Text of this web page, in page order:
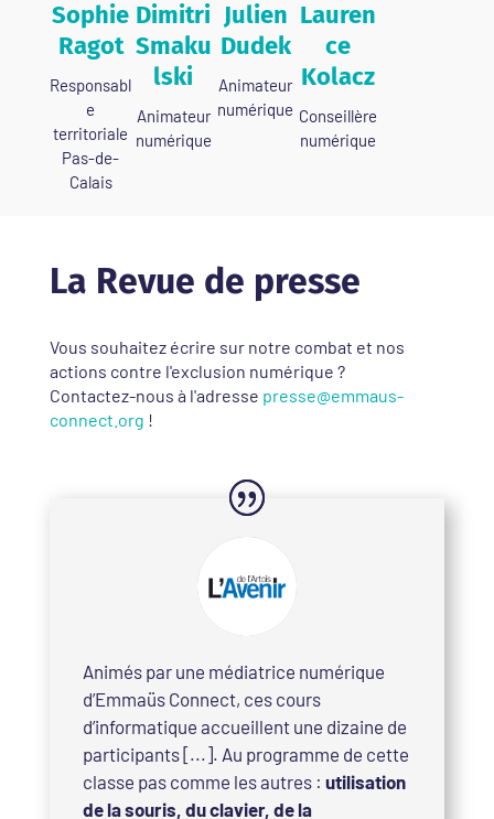
Sophie
Ragot
Responsabl
e
territoriale
Pas-de-
Calais
Dimitri
Smaku
lski
Animateur
numérique
Julien
Dudek
Animateur
numérique
Lauren
ce
Kolacz
Conseillère
numérique
La Revue de presse
Vous souhaitez écrire sur notre combat et nos
actions contre l'exclusion numérique ?
Contactez-nous à l'adresse presse@emmaus-
connect.org !
Animés par une médiatrice numérique
d’Emmaüs Connect, ces cours
d’informatique accueillent une dizaine de
participants [...]. Au programme de cette
classe pas comme les autres : utilisation
de la souris, du clavier, de la